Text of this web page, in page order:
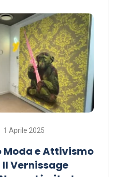
1 Aprile 2025
Moda e Attivismo
Vernissage